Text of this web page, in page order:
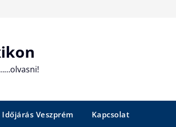
Időjárás Veszprém Kapcsolat